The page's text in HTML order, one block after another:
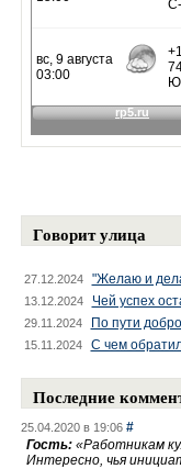
Говорит улица
27.12.2024 "Желаю и
13.12.2024 Чей успех
29.11.2024 По пути
15.11.2024 С чем
Последние
25.04.2020 в 19:06 #
Гость: «Работникам
Интересно, чья